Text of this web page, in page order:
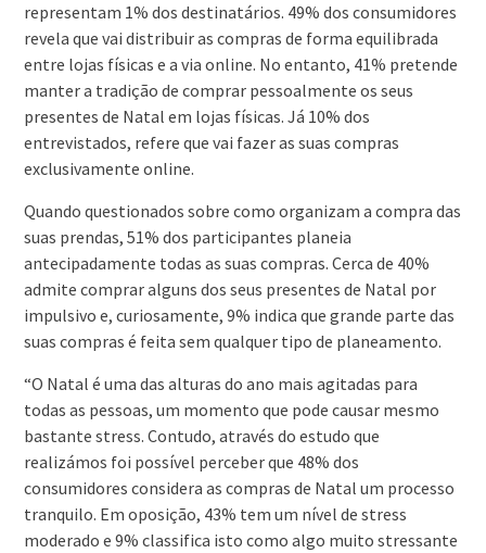
representam 1% dos destinatários. 49% dos consumidores
revela que vai distribuir as compras de forma equilibrada
entre lojas físicas e a via online. No entanto, 41% pretende
manter a tradição de comprar pessoalmente os seus
presentes de Natal em lojas físicas. Já 10% dos
entrevistados, refere que vai fazer as suas compras
exclusivamente online.
Quando questionados sobre como organizam a compra das
suas prendas, 51% dos participantes planeia
antecipadamente todas as suas compras. Cerca de 40%
admite comprar alguns dos seus presentes de Natal por
impulsivo e, curiosamente, 9% indica que grande parte das
suas compras é feita sem qualquer tipo de planeamento.
“O Natal é uma das alturas do ano mais agitadas para
todas as pessoas, um momento que pode causar mesmo
bastante stress. Contudo, através do estudo que
realizámos foi possível perceber que 48% dos
consumidores considera as compras de Natal um processo
tranquilo. Em oposição, 43% tem um nível de stress
moderado e 9% classifica isto como algo muito stressante